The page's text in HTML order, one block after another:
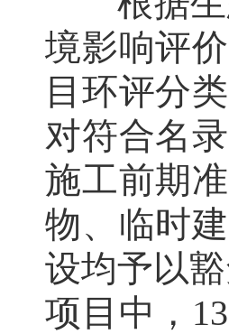
境影响评
目环评分
对符合名
施工前期
物、临时
设均予以
项目中，